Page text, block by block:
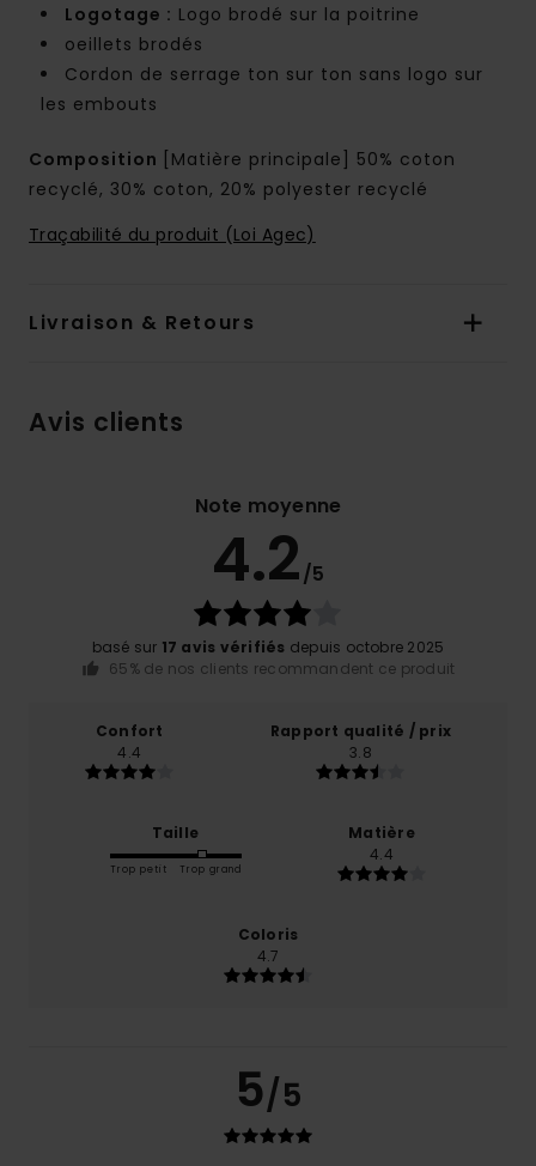
Logotage : Logo brodé sur la poitrine
oeillets brodés
Cordon de serrage ton sur ton sans logo sur
les embouts
Composition [Matière principale] 50% coton
recyclé, 30% coton, 20% polyester recyclé
Traçabilité du produit (Loi Agec)
Livraison & Retours
Avis clients
Note moyenne
4.2/5
basé sur 17 avis vérifiés depuis octobre 2025
65% de nos clients recommandent ce produit
Confort
4.4
Rapport qualité / prix
3.8
Taille
Trop petit Trop grand
Matière
4.4
Coloris
4.7
5/5